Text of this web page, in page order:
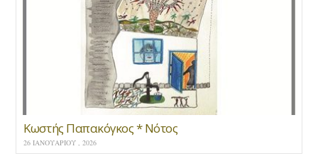
Κωστής Παπακόγκος * Νότος
26 ΙΑΝΟΥΑΡΊΟΥ , 2026